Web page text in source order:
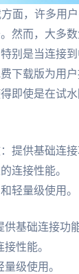
面，许多用
然而，大多
别是当连接
下载版为用
即使是在试
提供基础连接
连接性能。
轻量级使用。
基础连接功
性能。
级使用。